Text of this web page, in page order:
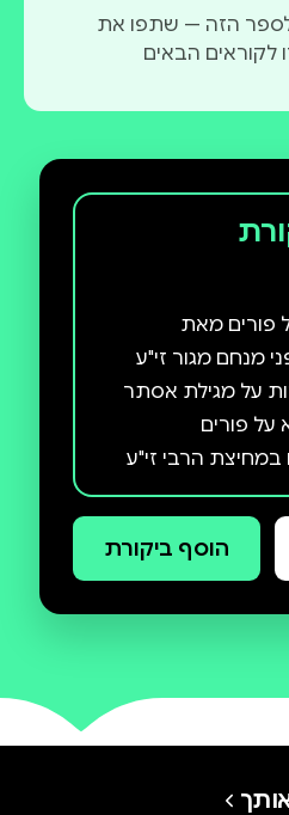
לספר הזה — שתפו את
לקוראים הבאים
פורים מאת
במחיצת הרבי זי"ע
הוסף ביקורת